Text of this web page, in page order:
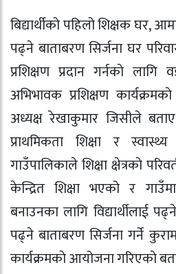
बिद्यार्थीकाे पहिलो शिक्षक घर,
पढ्ने बाताबरण सिर्जना घर
प्रशिक्षण प्रदान गर्नकाे लागि
अभिभावक प्रशिक्षण
अध्यक्ष रेखाकुमार जिसीले
प्राथमिकता शिक्षा र
गाउँपालिकाले शिक्षा क्षेत्रकाे
केन्द्रित शिक्षा भएको र
बनाउनका लागि विद्यार्थीलाई
पढ्ने बाताबरण सिर्जना गर्ने
कार्यक्रमकाे आयोजना गरिएकाे